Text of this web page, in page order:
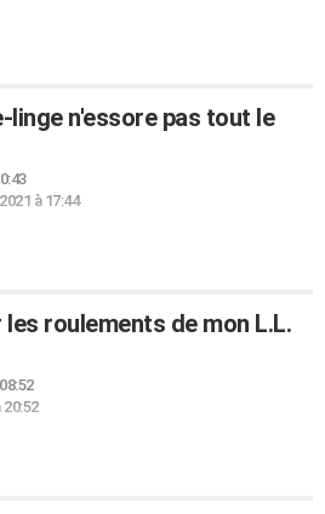
linge n'essore pas tout le
à 17:44
roulements de mon L.L.
20:52